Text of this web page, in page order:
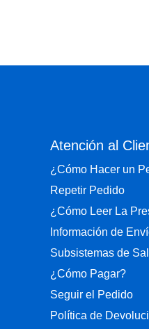
Atención al
¿Cómo Hacer un
Repetir Pedido
¿Cómo Leer La
Información de
Subsistemas de
¿Cómo Pagar?
Seguir el Pedido
Política de